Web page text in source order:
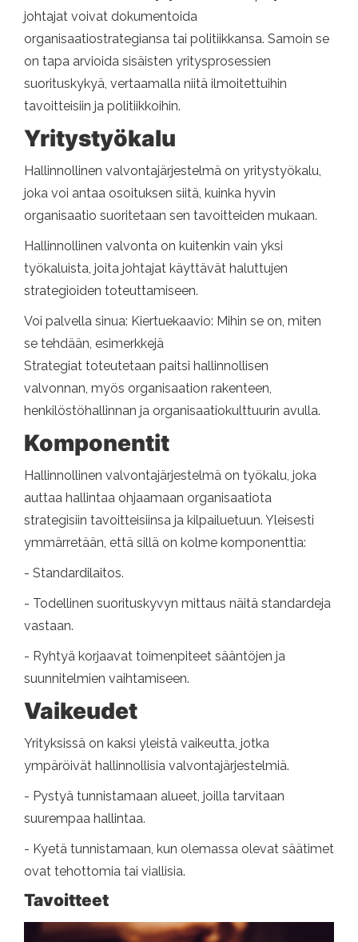
johtajat voivat dokumentoida
organisaatiostrategiansa tai politiikkansa. Samoin se
on tapa arvioida sisäisten yritysprosessien
suorituskykyä, vertaamalla niitä ilmoitettuihin
tavoitteisiin ja politiikkoihin.
Yritystyökalu
Hallinnollinen valvontajärjestelmä on yritystyökalu,
joka voi antaa osoituksen siitä, kuinka hyvin
organisaatio suoritetaan sen tavoitteiden mukaan.
Hallinnollinen valvonta on kuitenkin vain yksi
työkaluista, joita johtajat käyttävät haluttujen
strategioiden toteuttamiseen.
Voi palvella sinua: Kiertuekaavio: Mihin se on, miten
se tehdään, esimerkkejä
Strategiat toteutetaan paitsi hallinnollisen
valvonnan, myös organisaation rakenteen,
henkilöstöhallinnan ja organisaatiokulttuurin avulla.
Komponentit
Hallinnollinen valvontajärjestelmä on työkalu, joka
auttaa hallintaa ohjaamaan organisaatiota
strategisiin tavoitteisiinsa ja kilpailuetuun. Yleisesti
ymmärretään, että sillä on kolme komponenttia:
- Standardilaitos.
- Todellinen suorituskyvyn mittaus näitä standardeja
vastaan.
- Ryhtyä korjaavat toimenpiteet sääntöjen ja
suunnitelmien vaihtamiseen.
Vaikeudet
Yrityksissä on kaksi yleistä vaikeutta, jotka
ympäröivät hallinnollisia valvontajärjestelmiä.
- Pystyä tunnistamaan alueet, joilla tarvitaan
suurempaa hallintaa.
- Kyetä tunnistamaan, kun olemassa olevat säätimet
ovat tehottomia tai viallisia.
Tavoitteet